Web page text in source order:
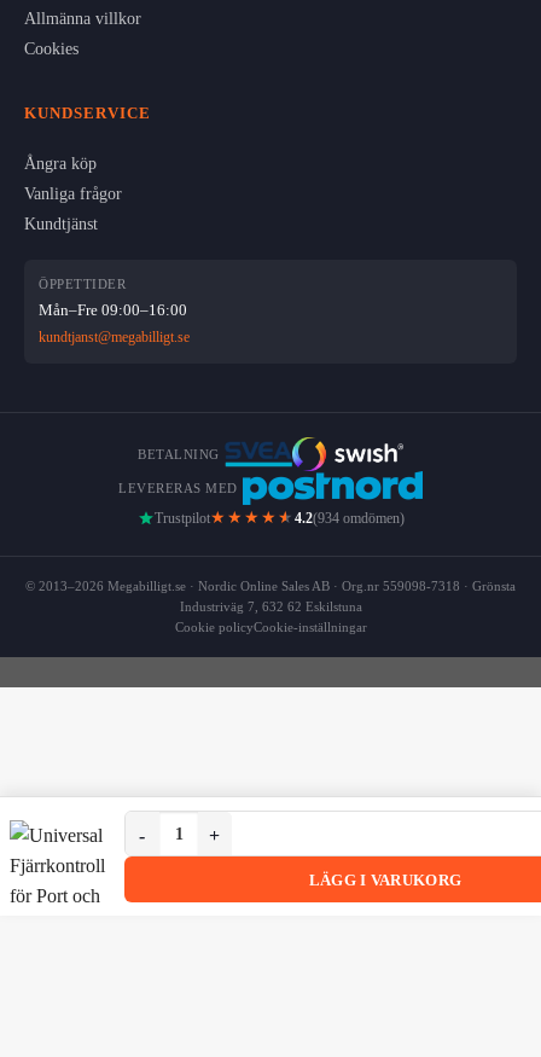
Allmänna villkor
Cookies
KUNDSERVICE
Ångra köp
Vanliga frågor
Kundtjänst
ÖPPETTIDER
Mån–Fre 09:00–16:00
kundtjanst@megabilligt.se
BETALNING
LEVERERAS MED
Trustpilot★★★★ ★ 4.2(934 omdömen)
© 2013–2026 Megabilligt.se · Nordic Online Sales AB · Org.nr 559098-7318 · Grönsta
Industriväg 7, 632 62 Eskilstuna
Cookie policyCookie-inställningar
Universal Fjärrkontroll för Port och Grind 433,92 MHz Fast
Universal Fjärrkontroll för Port och Grind 433,92 MHz
LÄGG I VARUKORG